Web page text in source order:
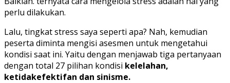
perlu dilakukan.
Lalu, tingkat stress saya seperti apa? Nah, kemudian
peserta diminta mengisi asesmen untuk mengetahui
kondisi saat ini. Yaitu dengan menjawab tiga pertanyaan
dengan total 27 pilihan kondisi kelelahan,
ketidakefektifan dan sinisme.